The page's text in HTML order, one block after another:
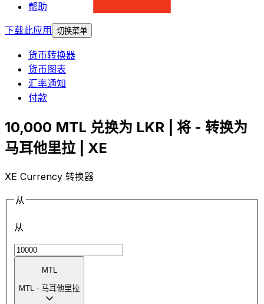
帮助
下载此应用
切换菜单
货币转换器
货币图表
汇率通知
付款
10,000 MTL 兑换为 LKR | 将 - 转换为
马耳他里拉 | XE
XE Currency 转换器
从
从
MTL
MTL - 马耳他里拉